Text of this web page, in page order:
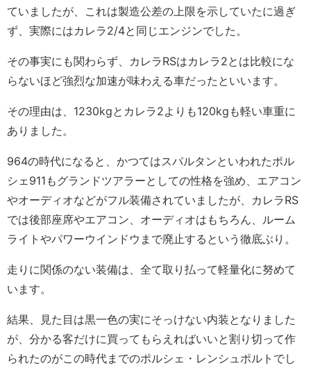
ていましたが、これは製造公差の上限を示していたに過ぎ
ず、実際にはカレラ2/4と同じエンジンでした。
その事実にも関わらず、カレラRSはカレラ2とは比較にな
らないほど強烈な加速が味わえる車だったといいます。
その理由は、1230kgとカレラ2よりも120kgも軽い車重に
ありました。
964の時代になると、かつてはスパルタンといわれたポル
シェ911もグランドツアラーとしての性格を強め、エアコン
やオーディオなどがフル装備されていましたが、カレラRS
では後部座席やエアコン、オーディオはもちろん、ルーム
ライトやパワーウインドウまで廃止するという徹底ぶり。
走りに関係のない装備は、全て取り払って軽量化に努めて
います。
結果、見た目は黒一色の実にそっけない内装となりました
が、分かる客だけに買ってもらえればいいと割り切って作
られたのがこの時代までのポルシェ・レンシュポルトでし